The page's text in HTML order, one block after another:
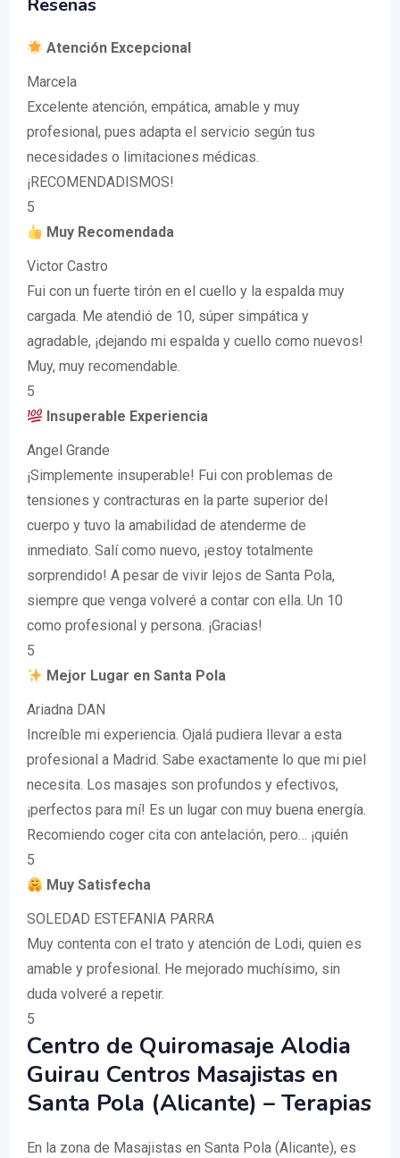
Reseñas
Atención Excepcional
Marcela
Excelente atención, empática, amable y muy
profesional, pues adapta el servicio según tus
necesidades o limitaciones médicas.
¡RECOMENDADISMOS!
5
Muy Recomendada
Victor Castro
Fui con un fuerte tirón en el cuello y la espalda muy
cargada. Me atendió de 10, súper simpática y
agradable, ¡dejando mi espalda y cuello como nuevos!
Muy, muy recomendable.
5
Insuperable Experiencia
Angel Grande
¡Simplemente insuperable! Fui con problemas de
tensiones y contracturas en la parte superior del
cuerpo y tuvo la amabilidad de atenderme de
inmediato. Salí como nuevo, ¡estoy totalmente
sorprendido! A pesar de vivir lejos de Santa Pola,
siempre que venga volveré a contar con ella. Un 10
como profesional y persona. ¡Gracias!
5
Mejor Lugar en Santa Pola
Ariadna DAN
Increíble mi experiencia. Ojalá pudiera llevar a esta
profesional a Madrid. Sabe exactamente lo que mi piel
necesita. Los masajes son profundos y efectivos,
¡perfectos para mí! Es un lugar con muy buena energía.
Recomiendo coger cita con antelación, pero… ¡quién
5
Muy Satisfecha
SOLEDAD ESTEFANIA PARRA
Muy contenta con el trato y atención de Lodi, quien es
amable y profesional. He mejorado muchísimo, sin
duda volveré a repetir.
5
Centro de Quiromasaje Alodia
Guirau Centros Masajistas en
Santa Pola (Alicante) – Terapias
En la zona de Masajistas en Santa Pola (Alicante), es